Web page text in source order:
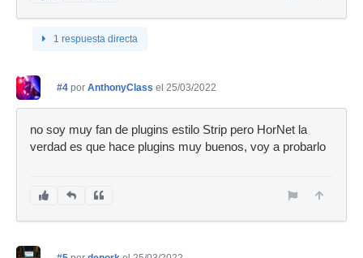
1 respuesta directa
#4 por AnthonyClass el 25/03/2022
no soy muy fan de plugins estilo Strip pero HorNet la
verdad es que hace plugins muy buenos, voy a probarlo